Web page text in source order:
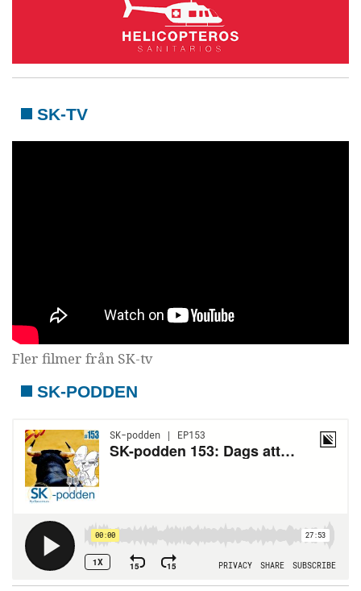
SK-TV
Fler filmer från SK-tv
SK-PODDEN